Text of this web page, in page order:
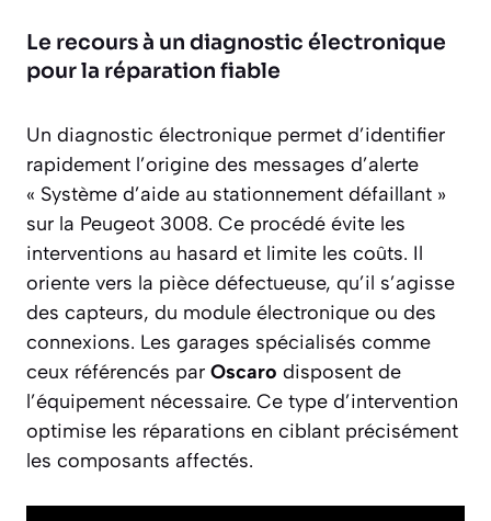
Le recours à un diagnostic électronique
pour la réparation fiable
Un diagnostic électronique permet d’identifier
rapidement l’origine des messages d’alerte
« Système d’aide au stationnement défaillant »
sur la Peugeot 3008. Ce procédé évite les
interventions au hasard et limite les coûts. Il
oriente vers la pièce défectueuse, qu’il s’agisse
des capteurs, du module électronique ou des
connexions. Les garages spécialisés comme
ceux référencés par Oscaro disposent de
l’équipement nécessaire. Ce type d’intervention
optimise les réparations en ciblant précisément
les composants affectés.